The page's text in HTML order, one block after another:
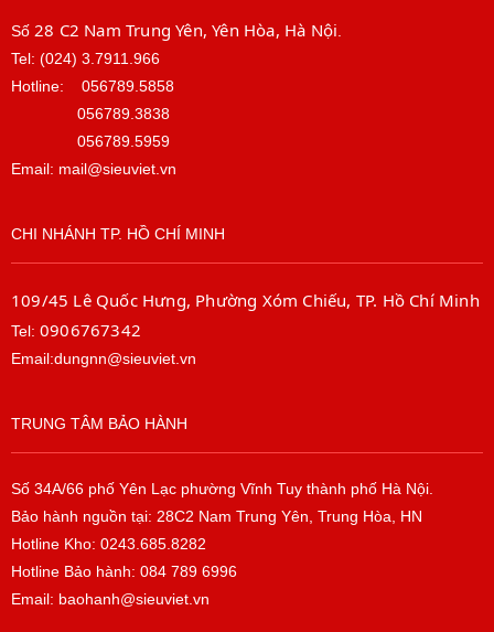
Số 28 C2 Nam Trung Yên, Yên Hòa, Hà Nội
Tel: (024) 3.7911.966
Hotline: 056789.5858
056789.3838
056789.5959
Email: mail@sieuviet.vn
CHI NHÁNH TP. HỒ CHÍ MINH
109/45 Lê Quốc Hưng, Phường Xóm Chiếu, TP. Hồ Chí Minh
Tel: 0906767342
Email:dungnn@sieuviet.vn
TRUNG TÂM BẢO HÀNH
Số 34A/66 phố Yên Lạc phường Vĩnh Tuy thành phố Hà Nội.
Bảo hành nguồn tại: 28C2 Nam Trung Yên, Trung Hòa, HN
Hotline Kho: 0243.685.8282
Hotline Bảo hành: 084 789 6996
Email: baohanh@sieuviet.vn